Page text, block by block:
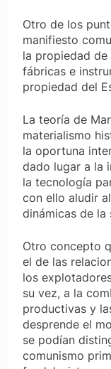
Otro de los
manifiesto
la propiedad
fábricas e
propiedad del
La teoría de
materialismo
la oportuna
dado lugar a la
la tecnología
con ello aludir
dinámicas de la
Otro concepto
el de las
los
su vez, a la
productivas y
desprende el
se podían
comunismo